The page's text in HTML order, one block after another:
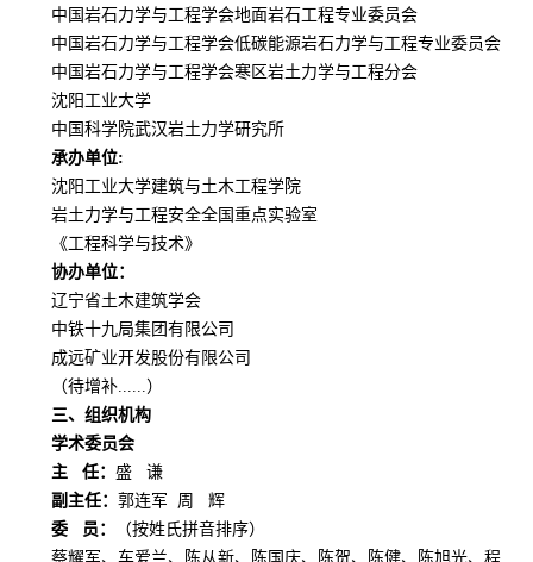
中国岩石力学与工程学会地面岩石工程专业委员会
中国岩石力学与工程学会低碳能源岩石力学与工程专业委员会
中国岩石力学与工程学会寒区岩土力学与工程分会
沈阳工业大学
中国科学院武汉岩土力学研究所
承办单位:
沈阳工业大学建筑与土木工程学院
岩土力学与工程安全全国重点实验室
《工程科学与技术》
协办单位：
辽宁省土木建筑学会
中铁十九局集团有限公司
成远矿业开发股份有限公司
（待增补......）
三、组织机构
学术委员会
主 任： 盛 谦
副主任： 郭连军 周 辉
委 员：
（按姓氏拼音排序）
蔡耀军、车爱兰、陈从新、陈国庆、陈贺、陈健、陈旭光、程